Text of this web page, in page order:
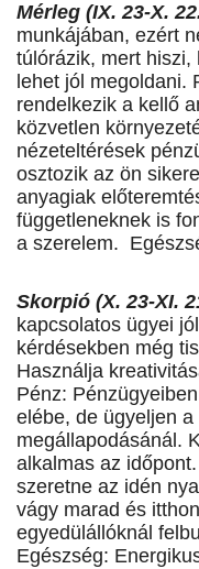
Mérleg (IX. 23-X.
munkájában, ezért
túlórázik, mert
lehet jól megoldani.
rendelkezik a kellő
közvetlen
nézeteltérések
osztozik az ön
anyagiak
függetleneknek is
a szerelem.
Skorpió (X. 23-XI.
kapcsolatos ügyei
kérdésekben még
Használja
Pénz:
elébe, de ügyeljen
megállapodásánál.
alkalmas az
szeretne az idén
vágy marad és
egyedülállóknál
Egészség: